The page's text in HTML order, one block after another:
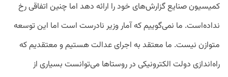
کمیسیون صنایع گزارش‌های خود را ارائه دهد اما چنین اتفاقی رخ
نداده‌است. ما نمی‌گوییم که آمار وزیر نادرست است اما این توسعه
متوازن نیست. ما معتقد به اجرای عدالت هستیم و معتقدیم که
راه‌اندازی دولت الکترونیکی در روستاها می‌توانست بسیاری از